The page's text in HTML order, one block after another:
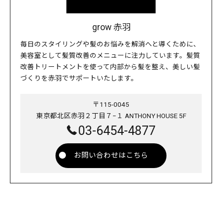
grow 赤羽
毎日のスタイリングや髪のお悩みを解消へと導くために、
美容室として髪質改善のメニューに注力しています。髪質
改善トリートメントを使って内部から髪を整え、美しい髪
づくりを赤羽でサポートいたします。
〒115-0045
東京都北区赤羽２丁目７−１ ANTHONY HOUSE 5F
03-6454-4877
お問い合わせはこちら